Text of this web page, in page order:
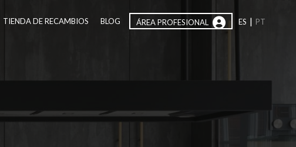
TIENDA DE RECAMBIOS BLOG ÁREA PROFESIONAL ES | PT